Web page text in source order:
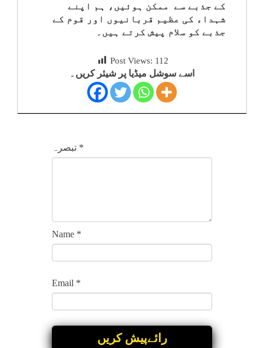
کے جذبے سے ممکن ہوئیں، ہم اپنے
شہداء کی عظیم قربانیوں اور قوم کے
جذبے کو سلام پیش کرتے ہیں۔
Post Views: 112
اسے سوشل میڈیا پر شیئر کریں۔
تبصرہ *
Name *
Email *